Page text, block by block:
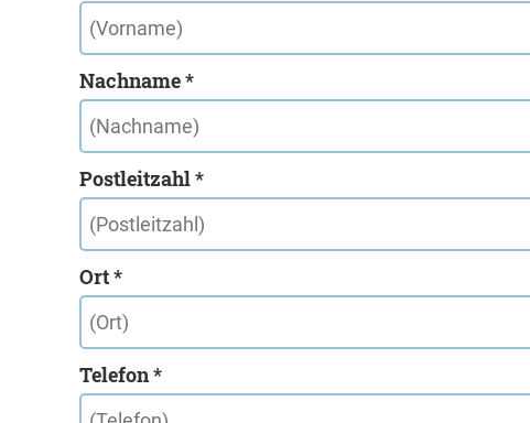
Nachname *
Postleitzahl *
Ort *
Telefon *